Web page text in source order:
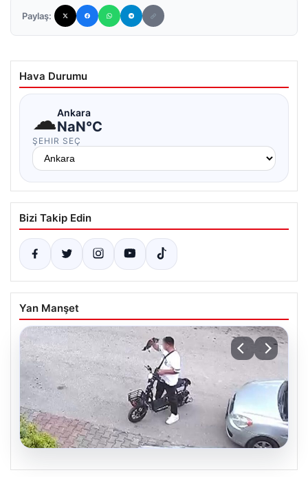
Paylaş:
Hava Durumu
☁Ankara
NaN°C
ŞEHIR SEÇ
Bizi Takip Edin
Yan Manşet